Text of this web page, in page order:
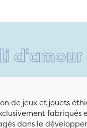
•
de jeux et jouets
fabriqués
dans le